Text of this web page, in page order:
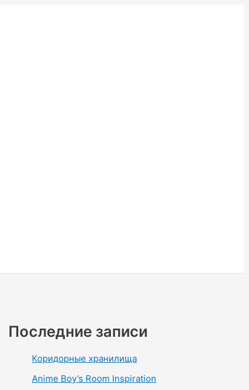
Последние записи
Коридорные хранилища
Anime Boy’s Room Inspiration